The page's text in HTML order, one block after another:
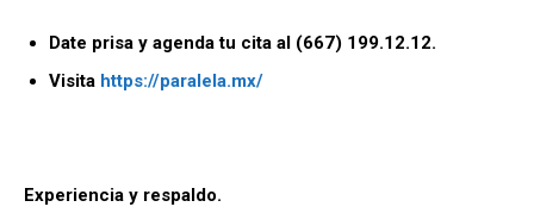
Date prisa y agenda tu cita al (667) 199.12.12.
Visita https://paralela.mx/
Experiencia y respaldo.